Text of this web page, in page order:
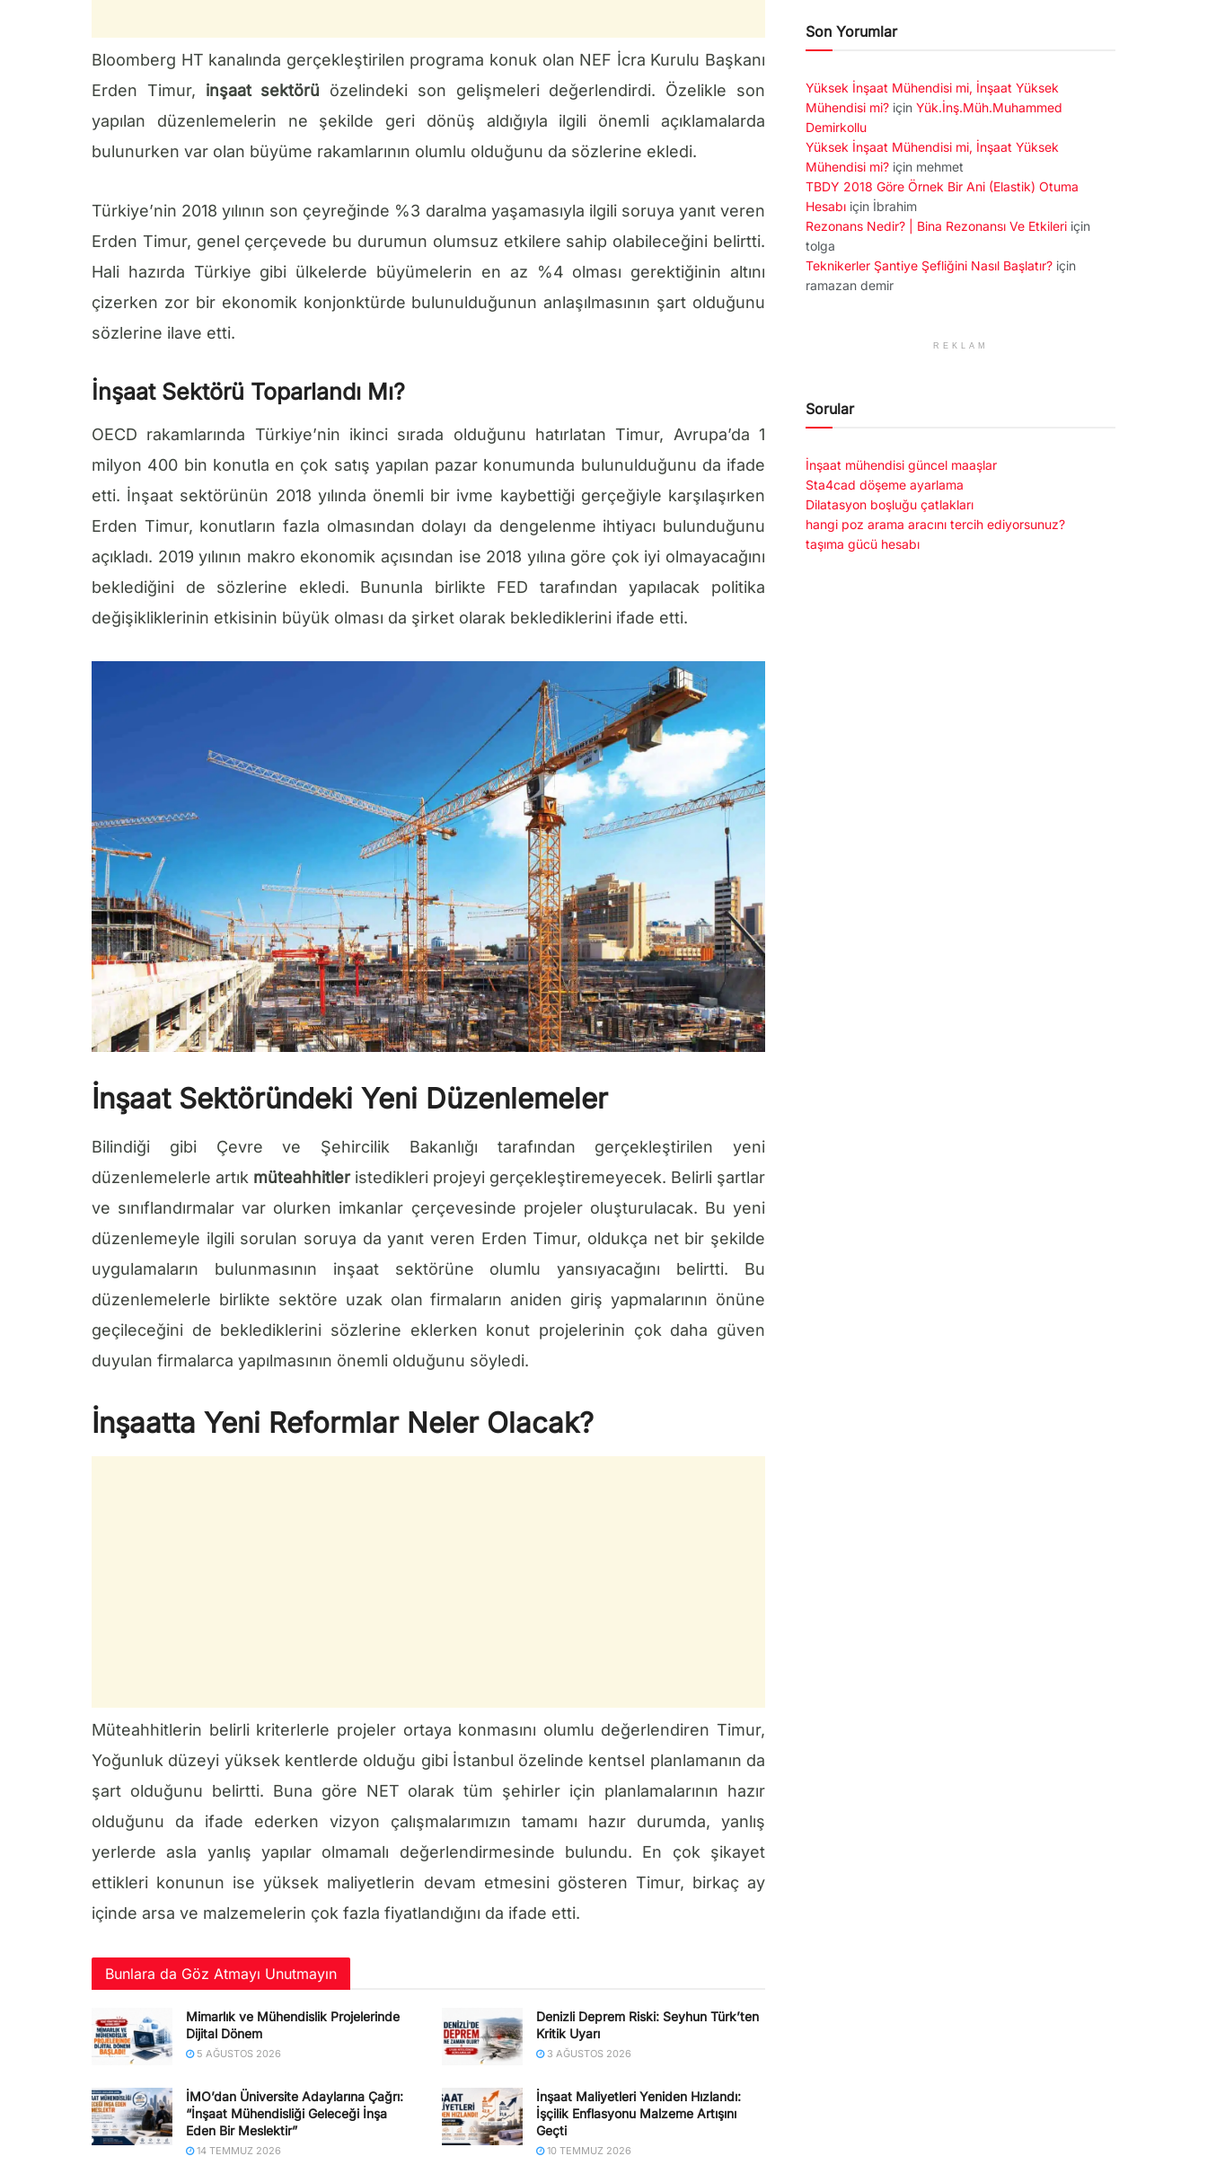
Bloomberg HT kanalında gerçekleştirilen programa konuk olan NEF İcra Kurulu Başkanı
Erden Timur, inşaat sektörü özelindeki son gelişmeleri değerlendirdi. Özelikle son
yapılan düzenlemelerin ne şekilde geri dönüş aldığıyla ilgili önemli açıklamalarda
bulunurken var olan büyüme rakamlarının olumlu olduğunu da sözlerine ekledi.
Türkiye’nin 2018 yılının son çeyreğinde %3 daralma yaşamasıyla ilgili soruya yanıt veren
Erden Timur, genel çerçevede bu durumun olumsuz etkilere sahip olabileceğini belirtti.
Hali hazırda Türkiye gibi ülkelerde büyümelerin en az %4 olması gerektiğinin altını
çizerken zor bir ekonomik konjonktürde bulunulduğunun anlaşılmasının şart olduğunu
sözlerine ilave etti.
İnşaat Sektörü Toparlandı Mı?
OECD rakamlarında Türkiye’nin ikinci sırada olduğunu hatırlatan Timur, Avrupa’da 1
milyon 400 bin konutla en çok satış yapılan pazar konumunda bulunulduğunu da ifade
etti. İnşaat sektörünün 2018 yılında önemli bir ivme kaybettiği gerçeğiyle karşılaşırken
Erden Timur, konutların fazla olmasından dolayı da dengelenme ihtiyacı bulunduğunu
açıkladı. 2019 yılının makro ekonomik açısından ise 2018 yılına göre çok iyi olmayacağını
beklediğini de sözlerine ekledi. Bununla birlikte FED tarafından yapılacak politika
değişikliklerinin etkisinin büyük olması da şirket olarak beklediklerini ifade etti.
İnşaat Sektöründeki Yeni Düzenlemeler
Bilindiği gibi Çevre ve Şehircilik Bakanlığı tarafından gerçekleştirilen yeni
düzenlemelerle artık müteahhitleristedikleri projeyi gerçekleştiremeyecek. Belirli şartlar
ve sınıflandırmalar var olurken imkanlar çerçevesinde projeler oluşturulacak. Bu yeni
düzenlemeyle ilgili sorulan soruya da yanıt veren Erden Timur, oldukça net bir şekilde
uygulamaların bulunmasının inşaat sektörüne olumlu yansıyacağını belirtti. Bu
düzenlemelerle birlikte sektöre uzak olan firmaların aniden giriş yapmalarının önüne
geçileceğini de beklediklerini sözlerine eklerken konut projelerinin çok daha güven
duyulan firmalarca yapılmasının önemli olduğunu söyledi.
İnşaatta Yeni Reformlar Neler Olacak?
Müteahhitlerin belirli kriterlerle projeler ortaya konmasını olumlu değerlendiren Timur,
Yoğunluk düzeyi yüksek kentlerde olduğu gibi İstanbul özelinde kentsel planlamanın da
şart olduğunu belirtti. Buna göre NET olarak tüm şehirler için planlamalarının hazır
olduğunu da ifade ederken vizyon çalışmalarımızın tamamı hazır durumda, yanlış
yerlerde asla yanlış yapılar olmamalı değerlendirmesinde bulundu. En çok şikayet
ettikleri konunun ise yüksek maliyetlerin devam etmesini gösteren Timur, birkaç ay
içinde arsa ve malzemelerin çok fazla fiyatlandığını da ifade etti.
Bunlara da Göz Atmayı Unutmayın
Mimarlık ve Mühendislik Projelerinde
Dijital Dönem
5 AĞUSTOS 2026
Denizli Deprem Riski: Seyhun Türk’ten
Kritik Uyarı
3 AĞUSTOS 2026
İMO’dan Üniversite Adaylarına Çağrı:
“İnşaat Mühendisliği Geleceği İnşa
Eden Bir Meslektir”
14 TEMMUZ 2026
İnşaat Maliyetleri Yeniden Hızlandı:
İşçilik Enflasyonu Malzeme Artışını
Geçti
10 TEMMUZ 2026
Son Yorumlar
Yüksek İnşaat Mühendisi mi, İnşaat Yüksek
Mühendisi mi? için Yük.İnş.Müh.Muhammed
Demirkollu
Yüksek İnşaat Mühendisi mi, İnşaat Yüksek
Mühendisi mi? için mehmet
TBDY 2018 Göre Örnek Bir Ani (Elastik) Otuma
Hesabı için İbrahim
Rezonans Nedir? | Bina Rezonansı Ve Etkileri için
tolga
Teknikerler Şantiye Şefliğini Nasıl Başlatır? için
ramazan demir
REKLAM
Sorular
İnşaat mühendisi güncel maaşlar
Sta4cad döşeme ayarlama
Dilatasyon boşluğu çatlakları
hangi poz arama aracını tercih ediyorsunuz?
taşıma gücü hesabı